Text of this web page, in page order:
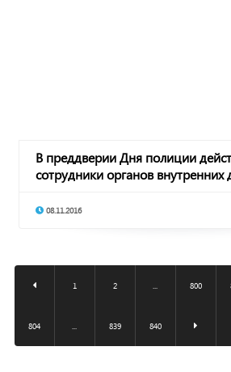
В преддверии Дня полиции
сотрудники органов
08.11.2016
1 2 800
804 839 840